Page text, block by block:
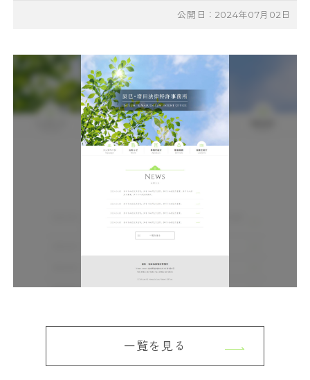
Services
弁護士紹介 Lawyers
公開日：2024年07月02日
一覧を見る